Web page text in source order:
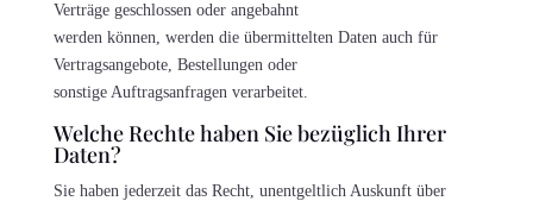
Verträge geschlossen oder angebahnt
werden können, werden die übermittelten Daten auch für
Vertragsangebote, Bestellungen oder
sonstige Auftragsanfragen verarbeitet.
Welche Rechte haben Sie bezüglich Ihrer
Daten?
Sie haben jederzeit das Recht, unentgeltlich Auskunft über